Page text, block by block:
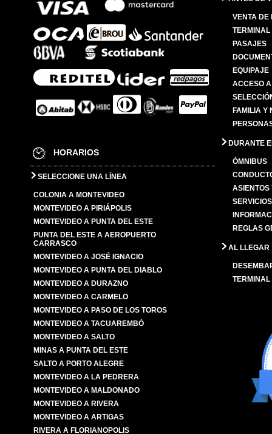
HORARIOS
SELECCIONE UNA LÍNEA
COLONIA A MONTEVIDEO
MONTEVIDEO A PIRIÁPOLIS
MONTEVIDEO A PUNTA DEL ESTE
PUNTA DEL ESTE A AEROPUERTO
CARRASCO
MONTEVIDEO A JOSÉ IGNACIO
MONTEVIDEO A PUNTA DEL DIABLO
MONTEVIDEO A DURAZNO
MONTEVIDEO A CARMELO
MONTEVIDEO A PASO DE LOS TOROS
MONTEVIDEO A TACUAREMBÓ
MONTEVIDEO A SALTO
MINAS A PUNTA DEL ESTE
SALTO A PORTO ALEGRE
MONTEVIDEO A LA PEDRERA
MONTEVIDEO A MALDONADO
MONTEVIDEO A RIVERA
MONTEVIDEO A ARTIGAS
RIVERA A FLORIANOPOLIS
VENTA DE
PASAJES
EQUIPAJE
ACCESO
FAMILIA Y
DURANTE
ÓMNIBUS
ASIENTOS
REGLAS
AL LLEGAR